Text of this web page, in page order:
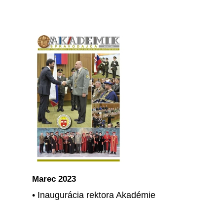
Marec 2023
• Inaugurácia rektora Akadémie